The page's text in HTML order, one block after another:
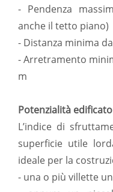
- Pendenza
anche il tetto piano)
- Distanza minima
- Arretramento
m
Potenzialità
L’indice di
superficie utile
ideale per la
- una o più villette